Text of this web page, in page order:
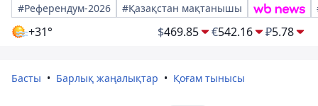
#Референдум-2026
#Қазақстан мақтанышы
+31° $469.85 €542.16 ₽5.78
Басты Барлық жаңалықтар Қоғам тынысы